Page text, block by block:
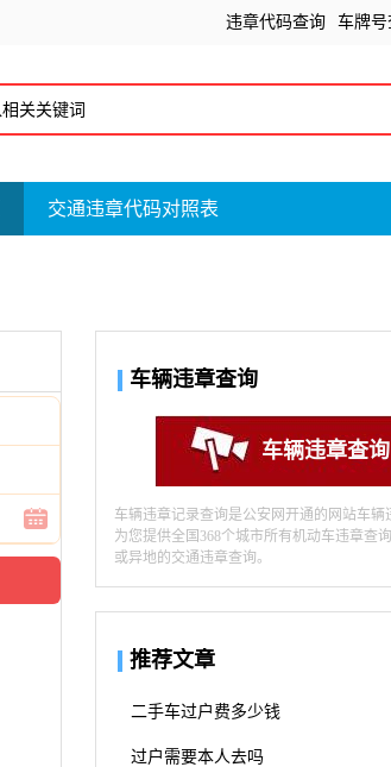
违章代码查询 车牌号
交通违章代码对照表
车辆违章查询
车辆违章查询
车辆违章记录查询是公安网开通的网站车辆
为您提供全国368个城市所有机动车违章查
或异地的交通违章查询。
推荐文章
二手车过户费多少钱
过户需要本人去吗